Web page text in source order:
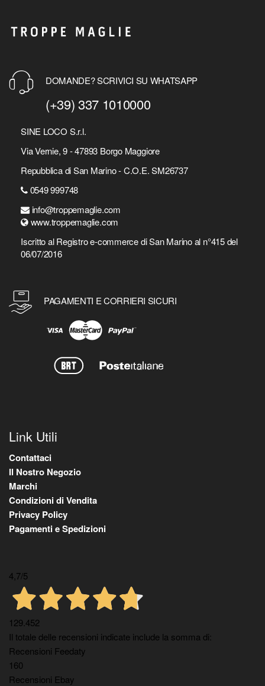
DOMANDE? SCRIVICI SU WHATSAPP
(+39) 337 1010000
SINE LOCO S.r.l.
Via Vernie, 9 - 47893 Borgo Maggiore
Repubblica di San Marino - C.O.E. SM26737
0549 999748
info@troppemaglie.com
www.troppemaglie.com
Iscritto al Registro e-commerce di San Marino al n°415 del
06/07/2016
PAGAMENTI E CORRIERI SICURI
Link Utili
Contattaci
Il Nostro Negozio
Marchi
Condizioni di Vendita
Privacy Policy
Pagamenti e Spedizioni
4,7/5
129.452
Il totale delle recensioni indicate include la somma di:
Recensioni Feedaty
160
Recensioni Ebay